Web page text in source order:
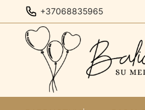
to
navigation
to
content
+37068835965